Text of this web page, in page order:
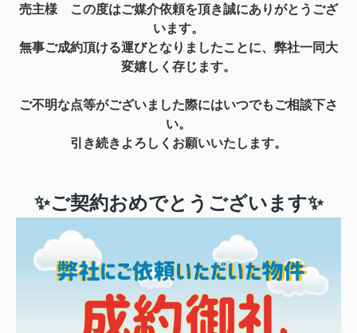
売主様 この度はご媒介依頼を頂き誠にありがとうござ
います。
無事ご成約頂ける運びとなりましたことに、弊社一同 大
変嬉しく存じます。
ご不明な点等がございました際にはいつでもご相談下さ
い。
引き続きよろしくお願いいたします。
✨ご契約おめでとうございます✨